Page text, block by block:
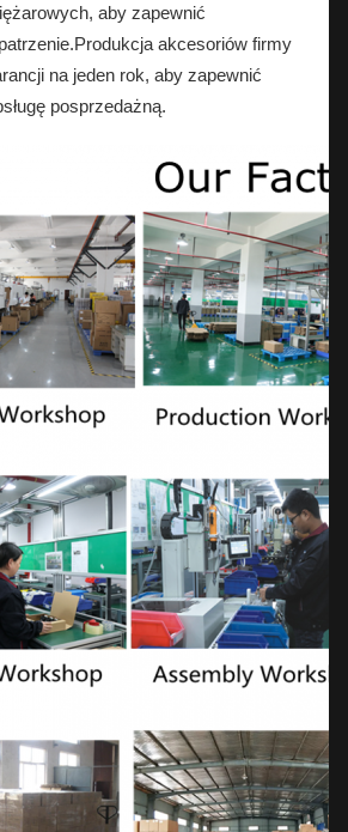
aby zapewnić
akcesoriów firmy
na jeden rok, aby zapewnić
posprzedażną.